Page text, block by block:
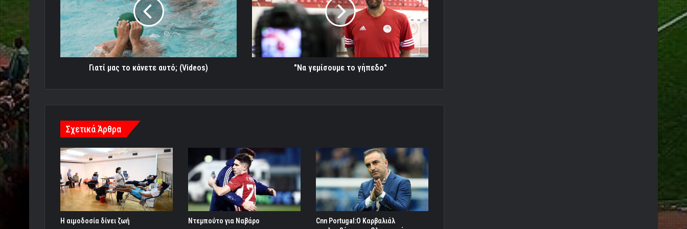
κάνετε
αυτό;
(Videos)
Γιατί μας το κάνετε αυτό; (Videos)
γήπεδο"
"Nα γεμίσουμε το γήπεδο"
Σχετικά Άρθρα
Η αιμοδοσία δίνει ζωή Ντεμπούτο για Ναβάρο
Cnn Portugal:O Καρβαλιάλ